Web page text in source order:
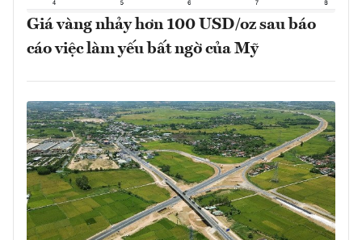
Giá vàng nhảy hơn 100 USD/oz sau báo
cáo việc làm yếu bất ngờ của Mỹ